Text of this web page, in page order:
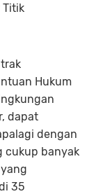
Titik
Hukum
dapat
dengan
cukup banyak
35